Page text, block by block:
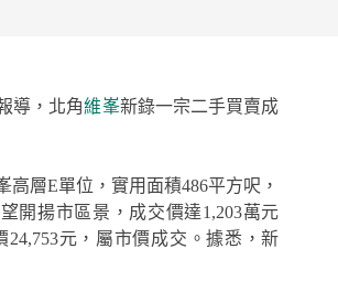
導，北角維峯新錄一宗二手買賣成
層E單位，實用面積486平方呎，
開揚市區景，成交價達1,203萬元
24,753元，屬市價成交。據悉，新